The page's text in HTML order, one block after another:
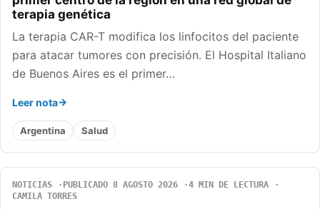
terapia genética
La terapia CAR-T modifica los linfocitos del paciente
para atacar tumores con precisión. El Hospital Italiano
de Buenos Aires es el primer…
Leer nota
Argentina Salud
NOTICIAS PUBLICADO 8 AGOSTO 2026
4 MIN DE LECTURA
CAMILA TORRES